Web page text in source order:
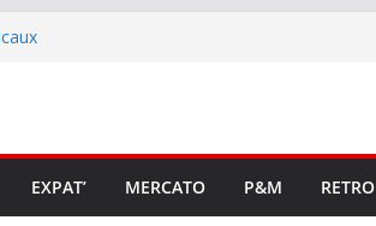
EXPAT’ MERCATO P&M RETRO